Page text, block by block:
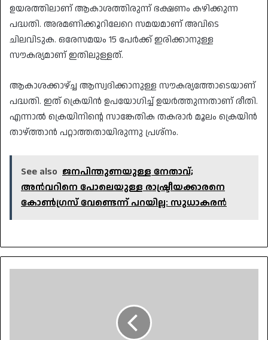
ഉയരത്തിലാണ് ആകാശത്തിരുന്ന് ഭക്ഷണം കഴിക്കുന്ന
പദ്ധതി. അരമണിക്കൂറിലേറെ സമയമാണ് അവിടെ
ചിലവിടുക. ഒരേസമയം 15 പേര്‍ക്ക് ഇരിക്കാനുള്ള
സൗകര്യമാണ് ഇതിലുള്ളത്.
ആകാശക്കാഴ്ച്ച ആസ്വദിക്കാനുള്ള സൗകര്യത്തോടെയാണ്
പദ്ധതി. ഇത് ക്രെയിന്‍ ഉപയോഗിച്ച് ഉയര്‍ത്തുന്നതാണ് രീതി.
എന്നാല്‍ ക്രെയിനിന്റെ സാങ്കേതിക തകരാര്‍ മൂലം ക്രെയിന്‍
താഴ്ത്താന്‍ പറ്റാത്തതായിരുന്നു പ്രശ്‌നം.
See also ജനപിന്തുണയുള്ള നേതാവ്;
അൻവറിനെ പോലെയുള്ള രാഷ്ട്രീയക്കാരനെ
കോൺഗ്രസ് വേണ്ടെന്ന് പറയില്ല: സുധാകരൻ